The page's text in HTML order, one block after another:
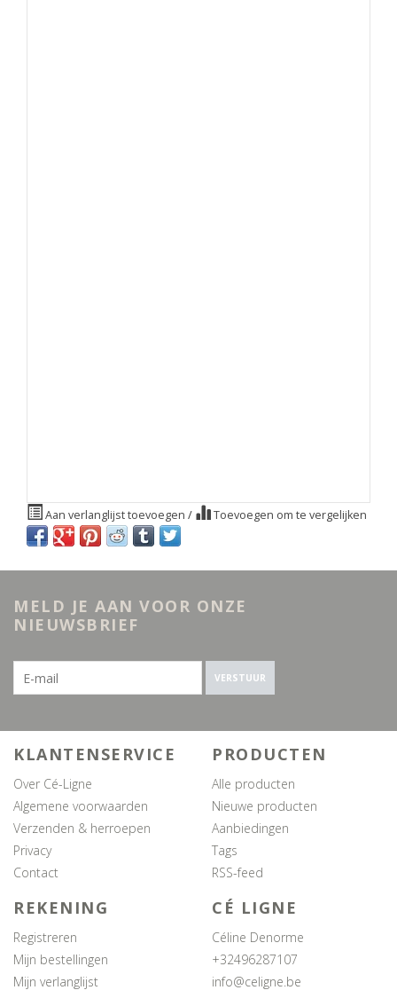
Aan verlanglijst toevoegen / Toevoegen om te vergelijken
MELD JE AAN VOOR ONZE
NIEUWSBRIEF
VERSTUUR
KLANTENSERVICE
Over Cé-Ligne
Algemene voorwaarden
Verzenden & herroepen
Privacy
Contact
PRODUCTEN
Alle producten
Nieuwe producten
Aanbiedingen
Tags
RSS-feed
REKENING
Registreren
Mijn bestellingen
Mijn verlanglijst
CÉ LIGNE
Céline Denorme
+32496287107
info@celigne.be